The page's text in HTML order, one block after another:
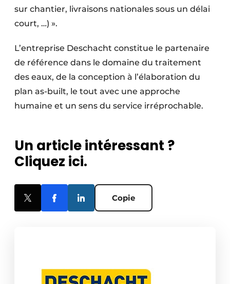
sur chantier, livraisons nationales sous un délai
court, …) ».
L’entreprise Deschacht constitue le partenaire
de référence dans le domaine du traitement
des eaux, de la conception à l’élaboration du
plan as-built, le tout avec une approche
humaine et un sens du service irréprochable.
Un article intéressant ?
Cliquez ici.
Copie